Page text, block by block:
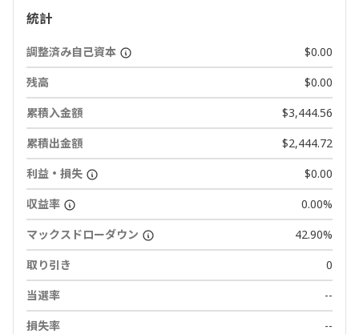
統計
調整済み自己資本
$0.00
残高
$0.00
累積入金額
$3,444.56
累積出金額
$2,444.72
利益・損失
$0.00
収益率
0.00%
マックスドローダウン
42.90%
取り引き
0
当選率
--
損失率
--